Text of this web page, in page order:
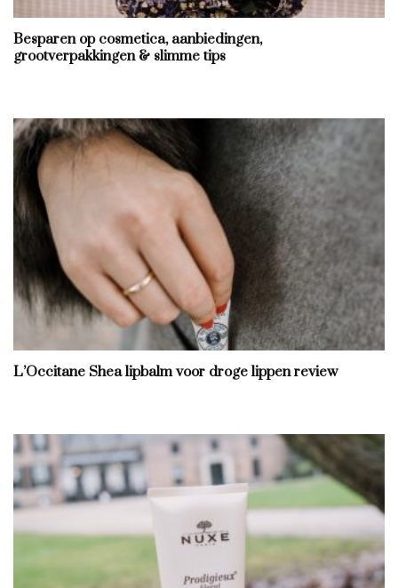
Besparen op cosmetica, aanbiedingen,
grootverpakkingen & slimme tips
L’Occitane Shea lipbalm voor droge lippen review